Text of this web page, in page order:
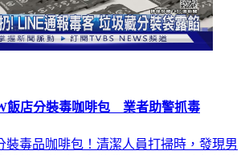
飯店分裝毒咖啡包 業者助警抓毒
裝毒品咖啡包！清潔人員打掃時，發現男